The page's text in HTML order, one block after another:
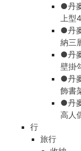
●丹
上型
●丹
納三
●丹
壁掛
●丹
飾書
●丹
高人
行
旅行